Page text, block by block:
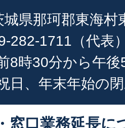
県那珂郡東海村
282-1711（代表
8時30分から午
日、年末年始の
窓口業務延長に